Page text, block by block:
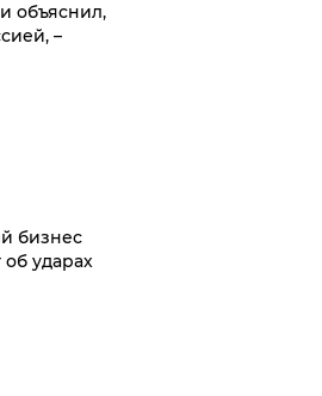
объяснил,
–
бизнес
об ударах